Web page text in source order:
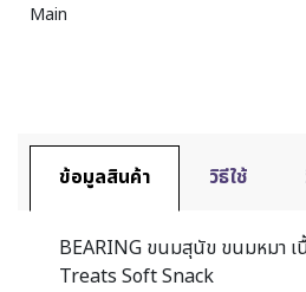
Main
ข้อมูลสินค้า วิธีใช้
BEARING ขนมสุนัข ขนมหมา เ
Treats Soft Snack